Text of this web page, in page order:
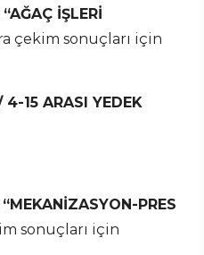
“AĞAÇ İŞLERİ
çekim sonuçları için
15 ARASI YEDEK
“MEKANİZASYON-PRES
sonuçları için